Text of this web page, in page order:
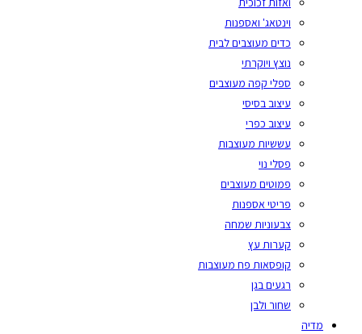
וינטאג' ואספנות
כדים מעוצבים לבית
נוצץ ויוקרתי
ספלי קפה מעוצבים
עיצוב בסיסי
עיצוב כפרי
עששיות מעוצבות
פסלי נוי
פמוטים מעוצבים
פריטי אספנות
צבעוניות שמחה
קערות עץ
קופסאות פח מעוצבות
רגעים בגן
שחור ולבן
מדיה